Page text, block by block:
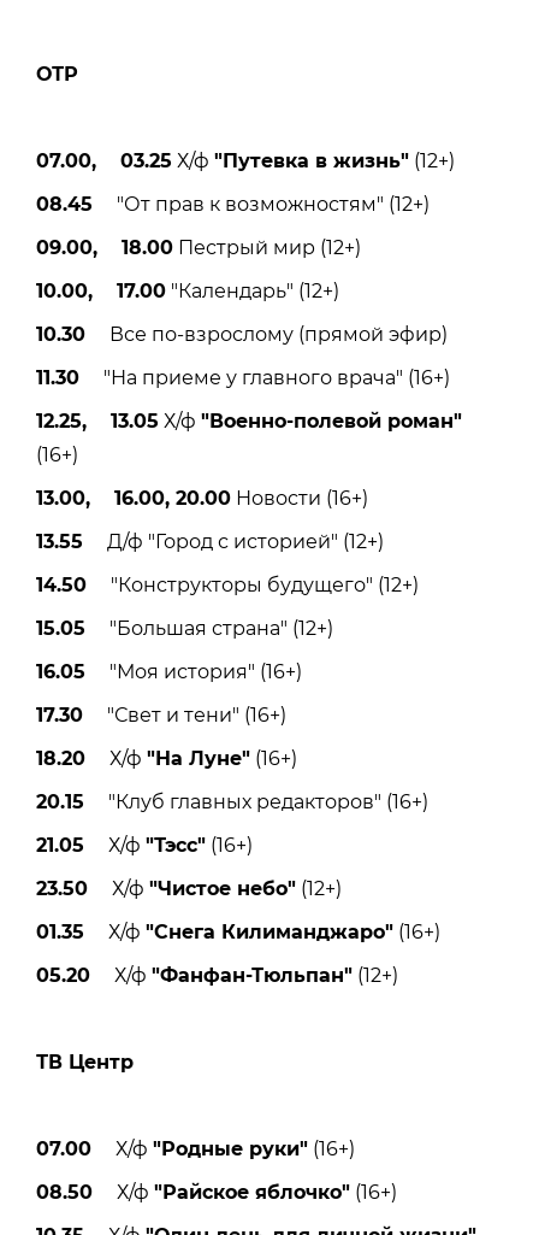
ОТР
07.00, 03.25 Х/ф "Путевка в жизнь" (12+)
08.45 "От прав к возможностям" (12+)
09.00, 18.00 Пестрый мир (12+)
10.00, 17.00 "Календарь" (12+)
10.30 Все по-взрослому (прямой эфир)
11.30 "На приеме у главного врача" (16+)
12.25, 13.05 Х/ф "Военно-полевой роман"
(16+)
13.00, 16.00, 20.00 Новости (16+)
13.55 Д/ф "Город с историей" (12+)
14.50 "Конструкторы будущего" (12+)
15.05 "Большая страна" (12+)
16.05 "Моя история" (16+)
17.30 "Свет и тени" (16+)
18.20 Х/ф "На Луне" (16+)
20.15 "Клуб главных редакторов" (16+)
21.05 Х/ф "Тэсс" (16+)
23.50 Х/ф "Чистое небо" (12+)
01.35 Х/ф "Снега Килиманджаро" (16+)
05.20 Х/ф "Фанфан-Тюльпан" (12+)
ТВ Центр
07.00 Х/ф "Родные руки" (16+)
08.50 Х/ф "Райское яблочко" (16+)